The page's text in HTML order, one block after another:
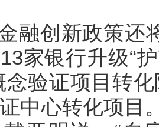
融创新政策还
家银行升级“
念验证项目转
中心转化项目